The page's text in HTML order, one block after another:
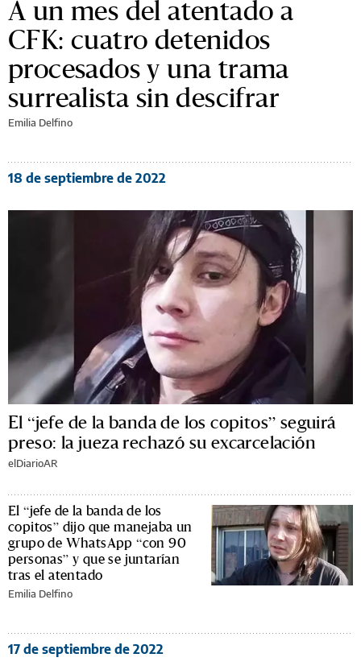
A un mes del atentado a
CFK: cuatro detenidos
procesados y una trama
surrealista sin descifrar
Emilia Delfino
18 de septiembre de 2022
El “jefe de la banda de los copitos” seguirá
preso: la jueza rechazó su excarcelación
elDiarioAR
El “jefe de la banda de los
copitos” dijo que manejaba un
grupo de WhatsApp “con 90
personas” y que se juntarían
tras el atentado
Emilia Delfino
17 de septiembre de 2022